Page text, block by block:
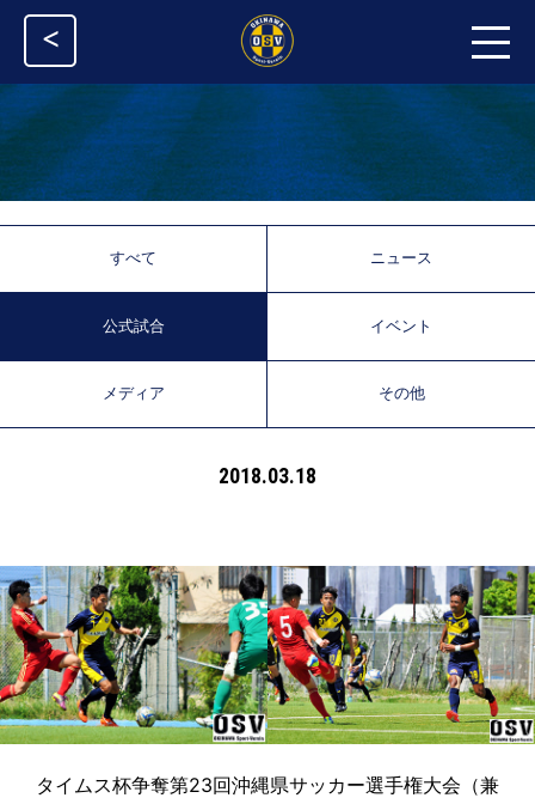
<
すべて ニュース
公式試合 イベント
メディア その他
2018.03.18
タイムス杯争奪第23回沖縄県サッカー選手権大会（兼